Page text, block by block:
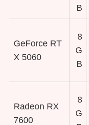
B
GeForce RT
X 5060
8
G
B
Radeon RX
7600
8
G